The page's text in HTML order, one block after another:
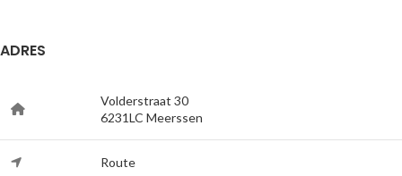
ADRES
Volderstraat 30
6231LC Meerssen
Route